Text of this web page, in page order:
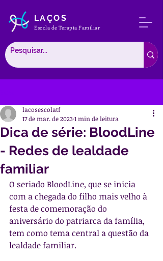
LAÇOS
Escola de Terapia Familiar
Dica de série: BloodLine
- Redes de lealdade
familiar
lacosescolatf
17 de mar. de 20231 min de leitura
O seriado BloodLine, que se inicia
com a chegada do filho mais velho à
festa de comemoração do
aniversário do patriarca da família,
tem como tema central a questão da
lealdade familiar.